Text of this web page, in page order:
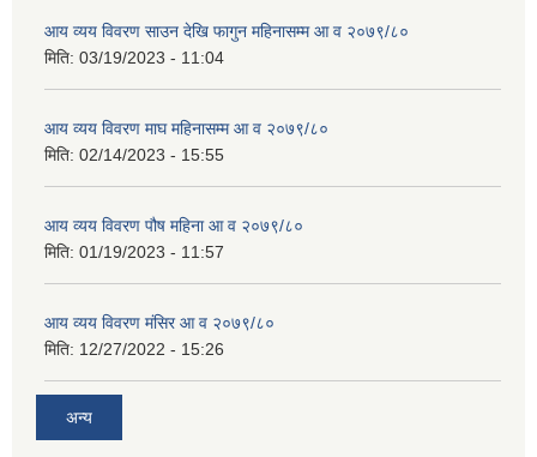
आय व्यय विवरण साउन देखि फागुन महिनासम्म आ व २०७९/८०
मिति: 03/19/2023 - 11:04
आय व्यय विवरण माघ महिनासम्म आ व २०७९/८०
मिति: 02/14/2023 - 15:55
आय व्यय विवरण पौष महिना आ व २०७९/८०
मिति: 01/19/2023 - 11:57
आय व्यय विवरण मंसिर आ व २०७९/८०
मिति: 12/27/2022 - 15:26
अन्य